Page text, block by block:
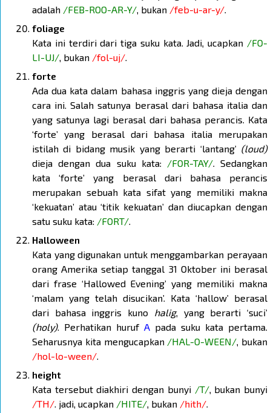
adalah /FEB-ROO-AR-Y/, bukan /feb-u-ar-y/.
foliage
Kata ini terdiri dari tiga suku kata. Jadi, ucapkan /FO-
LI-UJ/, bukan /fol-uj/.
forte
Ada dua kata dalam bahasa inggris yang dieja dengan
cara ini. Salah satunya berasal dari bahasa italia dan
yang satunya lagi berasal dari bahasa perancis. Kata
‘forte’ yang berasal dari bahasa italia merupakan
istilah di bidang musik yang berarti ‘lantang’ (loud)
dieja dengan dua suku kata: /FOR-TAY/. Sedangkan
kata ‘forte’ yang berasal dari bahasa perancis
merupakan sebuah kata sifat yang memiliki makna
‘kekuatan’ atau ‘titik kekuatan’ dan diucapkan dengan
satu suku kata: /FORT/.
Halloween
Kata yang digunakan untuk menggambarkan perayaan
orang Amerika setiap tanggal 31 Oktober ini berasal
dari frase ‘Hallowed Evening’ yang memiliki makna
‘malam yang telah disucikan’. Kata ‘hallow’ berasal
dari bahasa inggris kuno halig, yang berarti ‘suci’
(holy). Perhatikan huruf A pada suku kata pertama.
Seharusnya kita mengucapkan /HAL-O-WEEN/, bukan
/hol-lo-ween/.
height
Kata tersebut diakhiri dengan bunyi /T/, bukan bunyi
/TH/. jadi, ucapkan /HITE/, bukan /hith/.